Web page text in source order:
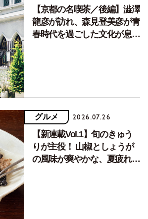
【京都の名喫茶／後編】澁澤
龍彦が訪れ、森見登美彦が青
春時代を過ごした文化が息づ
グルメ 2026.07.26
【新連載Vol.1】旬のきゅう
りが主役！ 山椒としょうが
の風味が爽やかな、夏疲れを